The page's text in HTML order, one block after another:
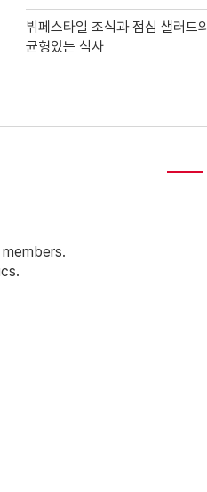
뷔페스타일 조식과 점심 샐러드의
균형있는 식사